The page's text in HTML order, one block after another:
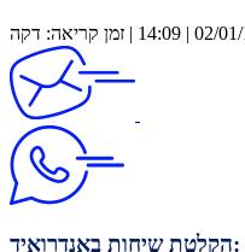
הקלטת שיחות באנדרואיד: